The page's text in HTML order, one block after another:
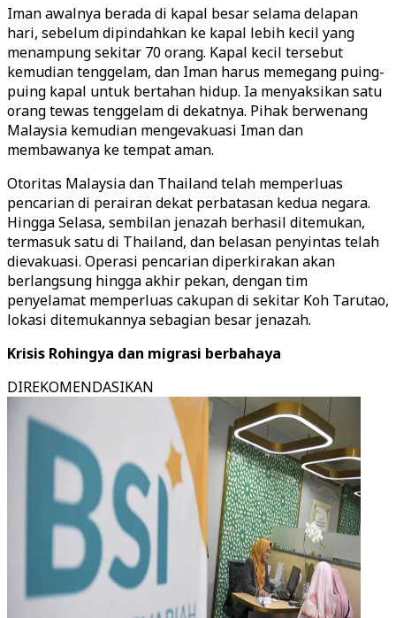
Iman awalnya berada di kapal besar selama delapan
hari, sebelum dipindahkan ke kapal lebih kecil yang
menampung sekitar 70 orang. Kapal kecil tersebut
kemudian tenggelam, dan Iman harus memegang puing-
puing kapal untuk bertahan hidup. Ia menyaksikan satu
orang tewas tenggelam di dekatnya. Pihak berwenang
Malaysia kemudian mengevakuasi Iman dan
membawanya ke tempat aman.
Otoritas Malaysia dan Thailand telah memperluas
pencarian di perairan dekat perbatasan kedua negara.
Hingga Selasa, sembilan jenazah berhasil ditemukan,
termasuk satu di Thailand, dan belasan penyintas telah
dievakuasi. Operasi pencarian diperkirakan akan
berlangsung hingga akhir pekan, dengan tim
penyelamat memperluas cakupan di sekitar Koh Tarutao,
lokasi ditemukannya sebagian besar jenazah.
Krisis Rohingya dan migrasi berbahaya
DIREKOMENDASIKAN